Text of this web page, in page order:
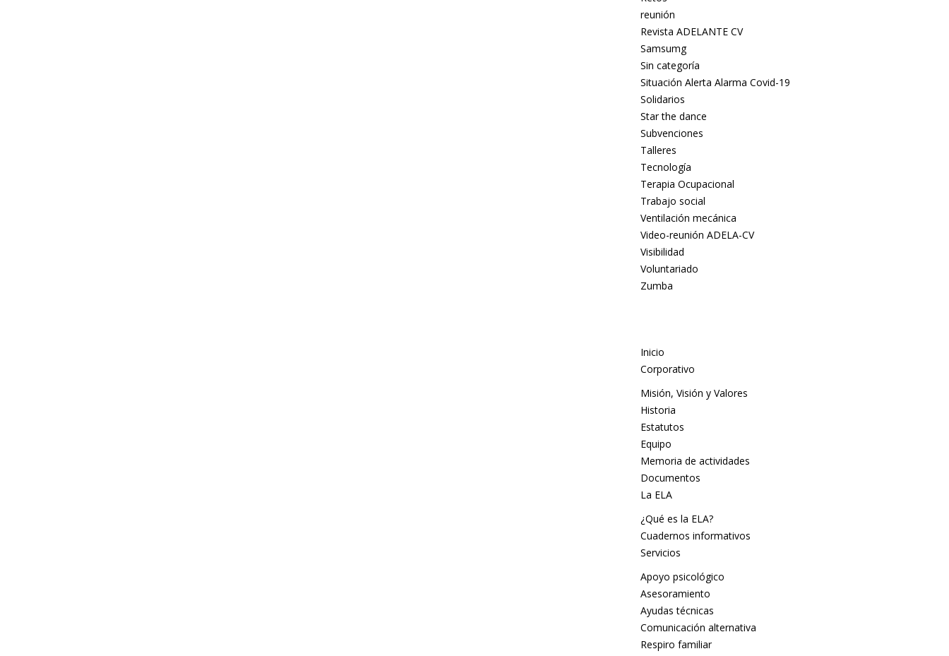
reunión
Revista ADELANTE CV
Samsumg
Sin categoría
Situación Alerta Alarma Covid-19
Solidarios
Star the dance
Subvenciones
Talleres
Tecnología
Terapia Ocupacional
Trabajo social
Ventilación mecánica
Video-reunión ADELA-CV
Visibilidad
Voluntariado
Zumba
Inicio
Corporativo
Misión, Visión y Valores
Historia
Estatutos
Equipo
Memoria de actividades
Documentos
La ELA
¿Qué es la ELA?
Cuadernos informativos
Servicios
Apoyo psicológico
Asesoramiento
Ayudas técnicas
Comunicación alternativa
Respiro familiar